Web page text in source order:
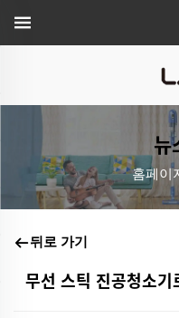
뉴
홈페이
뒤로 가기
무선 스틱 진공청소